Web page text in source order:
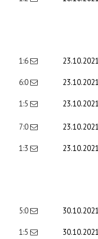
1:6
6:0
1:5
7:0
1:3
5:0
1:5